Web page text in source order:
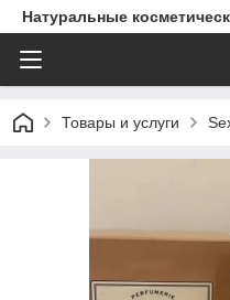
Натуральные
Товары и услуги